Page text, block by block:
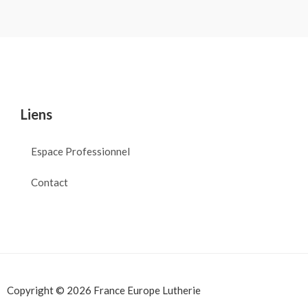
Liens
Espace Professionnel
Contact
Copyright © 2026 France Europe Lutherie